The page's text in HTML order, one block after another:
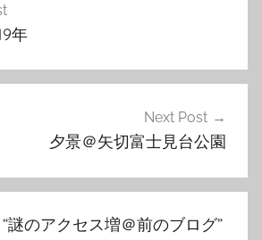
年
Next Post
夕景＠矢切富士見台公園
謎のアクセス増＠前のブログ”